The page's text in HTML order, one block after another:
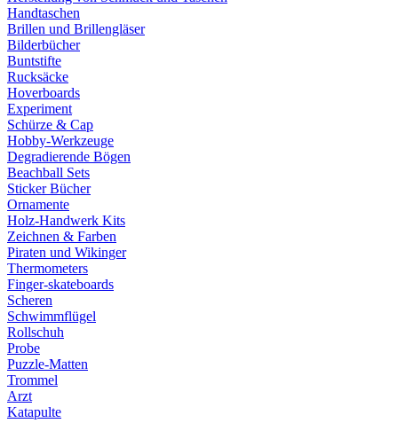
Handtaschen
Brillen und Brillengläser
Bilderbücher
Buntstifte
Rucksäcke
Hoverboards
Experiment
Schürze & Cap
Hobby-Werkzeuge
Degradierende Bögen
Beachball Sets
Sticker Bücher
Ornamente
Holz-Handwerk Kits
Zeichnen & Farben
Piraten und Wikinger
Thermometers
Finger-skateboards
Scheren
Schwimmflügel
Rollschuh
Probe
Puzzle-Matten
Trommel
Arzt
Katapulte